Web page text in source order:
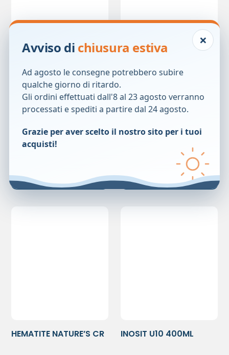
HAIR VOLUME
SHAMPOO 250ML
19,95€
Prezzo precedente:
HAIRGEN SHAMPOO
300ML
29,40€
29,40
HEMATITE NATURE’S CR
INOSIT U10 400ML
×
Avviso di chiusura estiva
Ad agosto le consegne potrebbero subire
qualche giorno di ritardo.
Gli ordini effettuati dall'8 al 23 agosto verranno
processati e spediti a partire dal 24 agosto.
Grazie per aver scelto il nostro sito per i tuoi
acquisti!